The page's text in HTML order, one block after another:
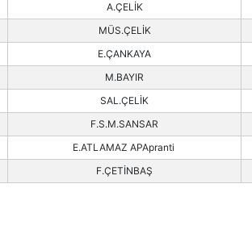
A.ÇELİK
MÜS.ÇELİK
E.ÇANKAYA
M.BAYIR
SAL.ÇELİK
F.S.M.SANSAR
E.ATLAMAZ APApranti
F.ÇETİNBAŞ